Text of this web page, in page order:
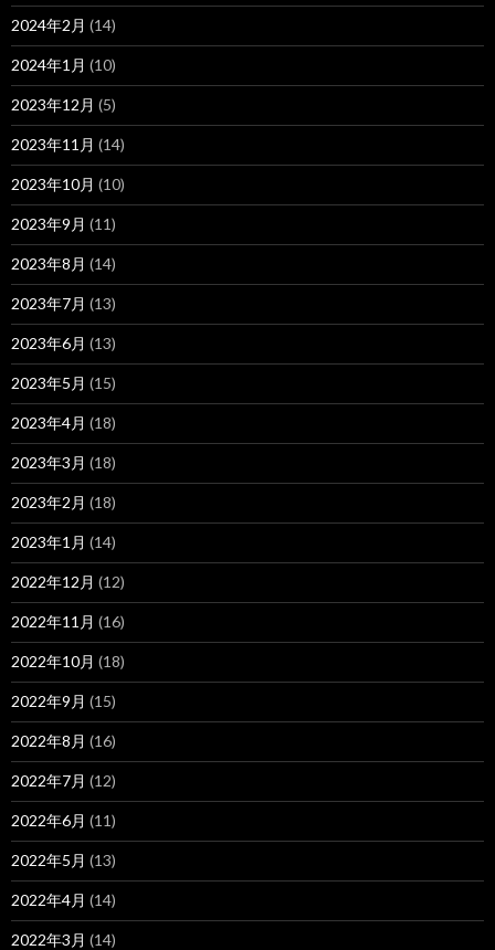
2024年2月 (14)
2024年1月 (10)
2023年12月 (5)
2023年11月 (14)
2023年10月 (10)
2023年9月 (11)
2023年8月 (14)
2023年7月 (13)
2023年6月 (13)
2023年5月 (15)
2023年4月 (18)
2023年3月 (18)
2023年2月 (18)
2023年1月 (14)
2022年12月 (12)
2022年11月 (16)
2022年10月 (18)
2022年9月 (15)
2022年8月 (16)
2022年7月 (12)
2022年6月 (11)
2022年5月 (13)
2022年4月 (14)
2022年3月 (14)